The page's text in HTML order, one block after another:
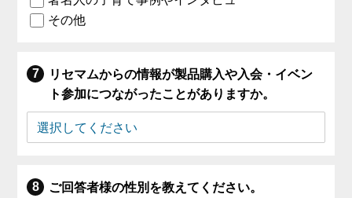
その他
リセマムからの情報が製品購入や入会・イベン
ト参加につながったことがありますか。
ご回答者様の性別を教えてください。